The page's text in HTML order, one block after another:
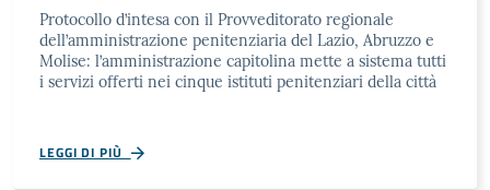
Protocollo d’intesa con il Provveditorato regionale
dell’amministrazione penitenziaria del Lazio, Abruzzo e
Molise: l’amministrazione capitolina mette a sistema tutti
i servizi offerti nei cinque istituti penitenziari della città
LEGGI DI PIÙ